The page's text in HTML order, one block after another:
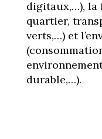
digitaux,…), la
quartier,
verts,…) et
durable,…).